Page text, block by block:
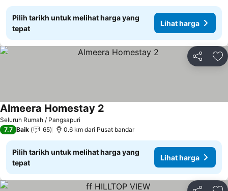
Pilih tarikh untuk melihat harga yang
tepat
Lihat harga
Kongsi
Seluruh Rumah / Pangsapuri
Almeera Homestay 2
7.7 Baik 65 0.6 km dari Pusat bandar
Pilih tarikh untuk melihat harga yang
tepat
Lihat harga